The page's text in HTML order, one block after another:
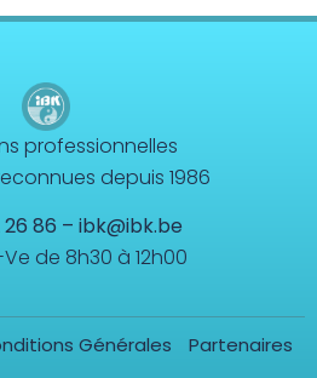
professionnelles
depuis 1986
26 86 – ibk@ibk.be
de 8h30 à 12h00
Générales Partenaires